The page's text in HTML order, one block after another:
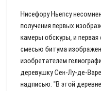
Нисефору Ньепсу
получения первых
камеры обскуры, и
смесью битума
изобретателем
деревушку Сен-Лу-де-
надписью: "В этой